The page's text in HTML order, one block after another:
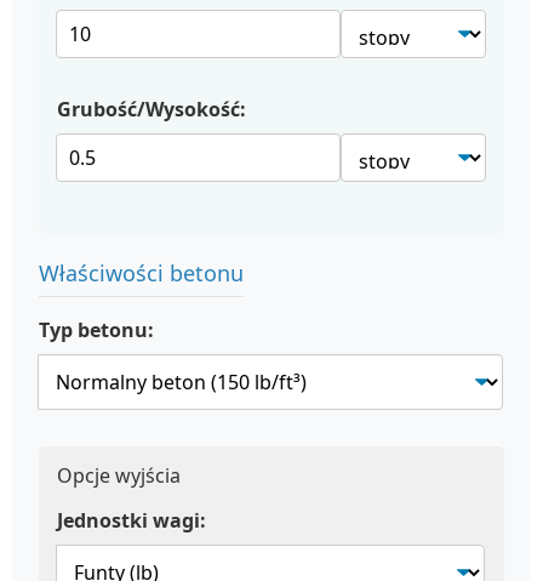
Grubość/Wysokość:
Właściwości betonu
Typ betonu:
Opcje wyjścia
Jednostki wagi: